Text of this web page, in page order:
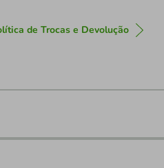
de Trocas e Devolução